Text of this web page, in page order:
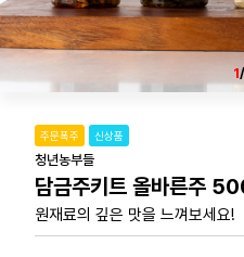
1
주문폭주 신상품
청년농부들
담금주키트 올바른주
원재료의 깊은 맛을 느껴보세요!